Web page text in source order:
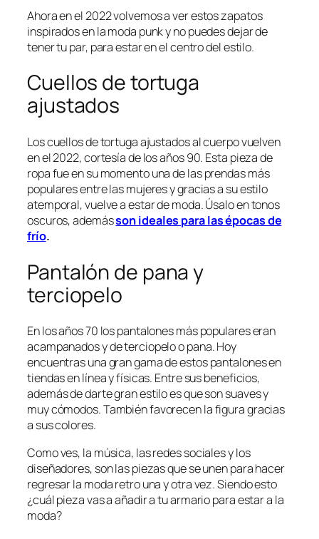
Ahora en el 2022 volvemos a ver estos zapatos
inspirados en la moda punk y no puedes dejar de
tener tu par, para estar en el centro del estilo.
Cuellos de tortuga
ajustados
Los cuellos de tortuga ajustados al cuerpo vuelven
en el 2022, cortesía de los años 90. Esta pieza de
ropa fue en su momento una de las prendas más
populares entre las mujeres y gracias a su estilo
atemporal, vuelve a estar de moda. Úsalo en tonos
oscuros, ademásson ideales para las épocas de
frío.
Pantalón de pana y
terciopelo
En los años 70 los pantalones más populares eran
acampanados y de terciopelo o pana. Hoy
encuentras una gran gama de estos pantalones en
tiendas en línea y físicas. Entre sus beneficios,
además de darte gran estilo es que son suaves y
muy cómodos. También favorecen la figura gracias
a sus colores.
Como ves, la música, las redes sociales y los
diseñadores, son las piezas que se unen para hacer
regresar la moda retro una y otra vez. Siendo esto
¿cuál pieza vas a añadir a tu armario para estar a la
moda?